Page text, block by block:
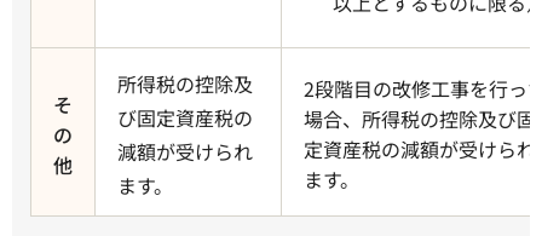
そ
の
他
所得税の控除及
び固定資産税の
減額が受けられ
ます。
2段階目の改修工事を行っ
場合、所得税の控除及び固
定資産税の減額が受けられ
ます。